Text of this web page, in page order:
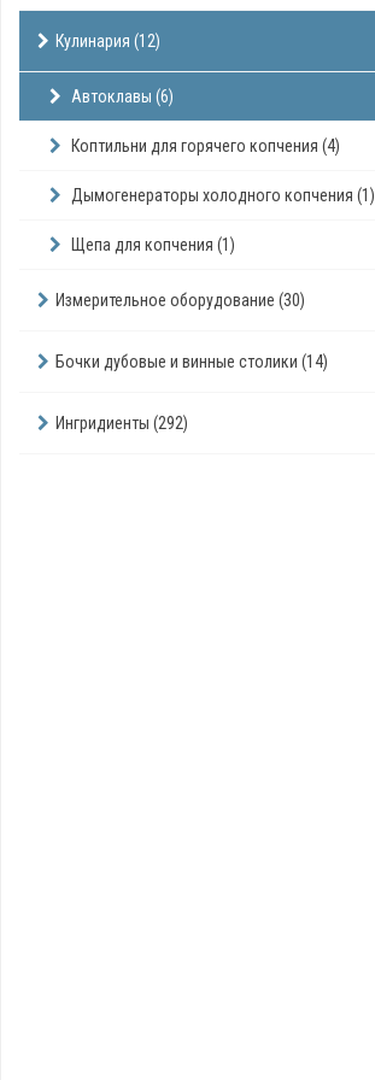
Кулинария (12)
Автоклавы (6)
Коптильни для горячего копчения (4)
Дымогенераторы холодного копчения (1)
Щепа для копчения (1)
Измерительное оборудование (30)
Бочки дубовые и винные столики (14)
Ингридиенты (292)